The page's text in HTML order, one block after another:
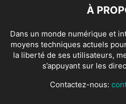
À
Dans un monde numérique et
moyens techniques actuels
la liberté de ses utilisateurs,
s’appuyant sur les
Contactez-nous: